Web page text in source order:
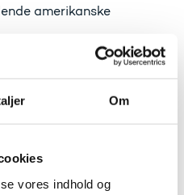
Om
vores indhold og
amerikanske
overføre disse
ry for konsekvent at
lykkeligste nationer i
Den globale
et brand, der eksporteres